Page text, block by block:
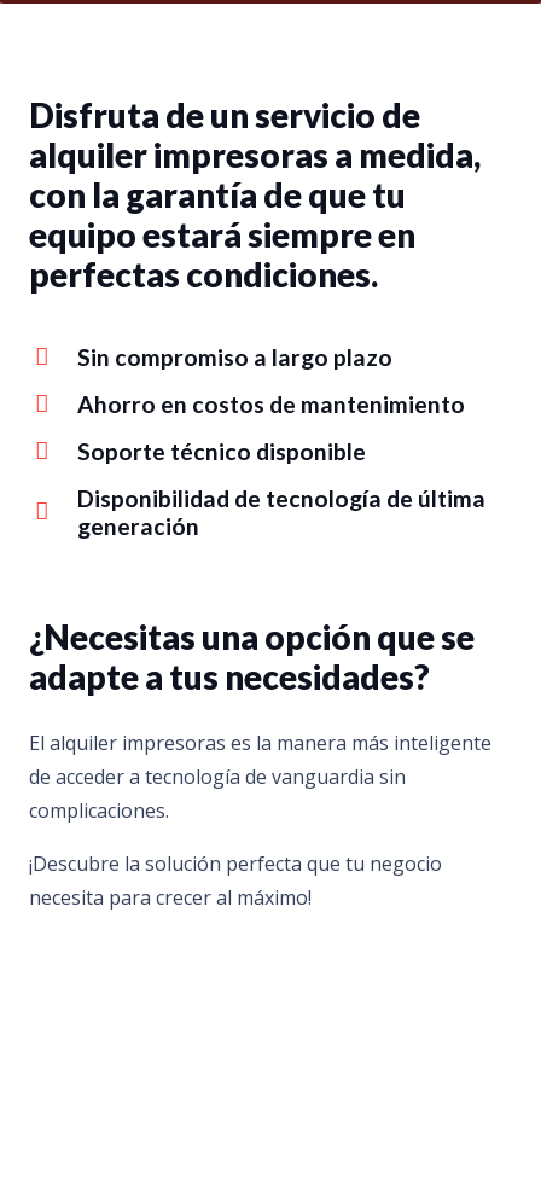
Disfruta de un servicio de
alquiler impresoras a medida,
con la garantía de que tu
equipo estará siempre en
perfectas condiciones.
Sin compromiso a largo plazo
Ahorro en costos de mantenimiento
Soporte técnico disponible
Disponibilidad de tecnología de última
generación
¿Necesitas una opción que se
adapte a tus necesidades?
El alquiler impresoras es la manera más inteligente
de acceder a tecnología de vanguardia sin
complicaciones.
¡Descubre la solución perfecta que tu negocio
necesita para crecer al máximo!